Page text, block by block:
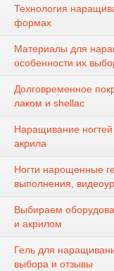
Технология
формах
Материалы для
особенности их
Долговременное
лаком и shellac
Наращивание
акрила
Ногти нарощенные
выполнения,
Выбираем
и акрилом
Гель для
выбора и отзывы